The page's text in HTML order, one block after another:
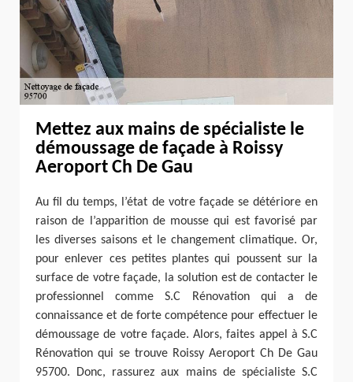
Mettez aux mains de spécialiste le
démoussage de façade à Roissy
Aeroport Ch De Gau
Au fil du temps, l’état de votre façade se détériore en
raison de l’apparition de mousse qui est favorisé par
les diverses saisons et le changement climatique. Or,
pour enlever ces petites plantes qui poussent sur la
surface de votre façade, la solution est de contacter le
professionnel comme S.C Rénovation qui a de
connaissance et de forte compétence pour effectuer le
démoussage de votre façade. Alors, faites appel à S.C
Rénovation qui se trouve Roissy Aeroport Ch De Gau
95700. Donc, rassurez aux mains de spécialiste S.C